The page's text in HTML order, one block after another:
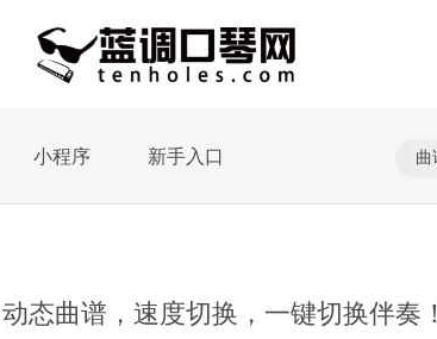
小程序 新手入口
态曲谱，速度切换，一键切换伴奏！